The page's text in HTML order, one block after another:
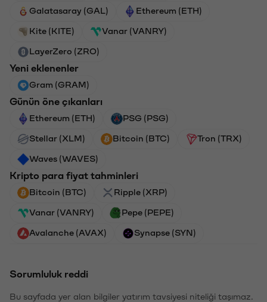
Galatasaray (GAL) Ethereum (ETH)
Kite (KITE) Vanar (VANRY)
LayerZero (ZRO)
Yeni eklenenler
Gram (GRAM)
Günün öne çıkanları
Ethereum (ETH) PSG (PSG)
Stellar (XLM) Bitcoin (BTC) Tron (TRX)
Waves (WAVES)
Kripto para fiyat tahminleri
Bitcoin (BTC) Ripple (XRP)
Vanar (VANRY) Pepe (PEPE)
Avalanche (AVAX) Synapse (SYN)
Sorumluluk reddi
Bu sayfada yer alan bilgiler yatırım tavsiyesi niteliği taşımaz.